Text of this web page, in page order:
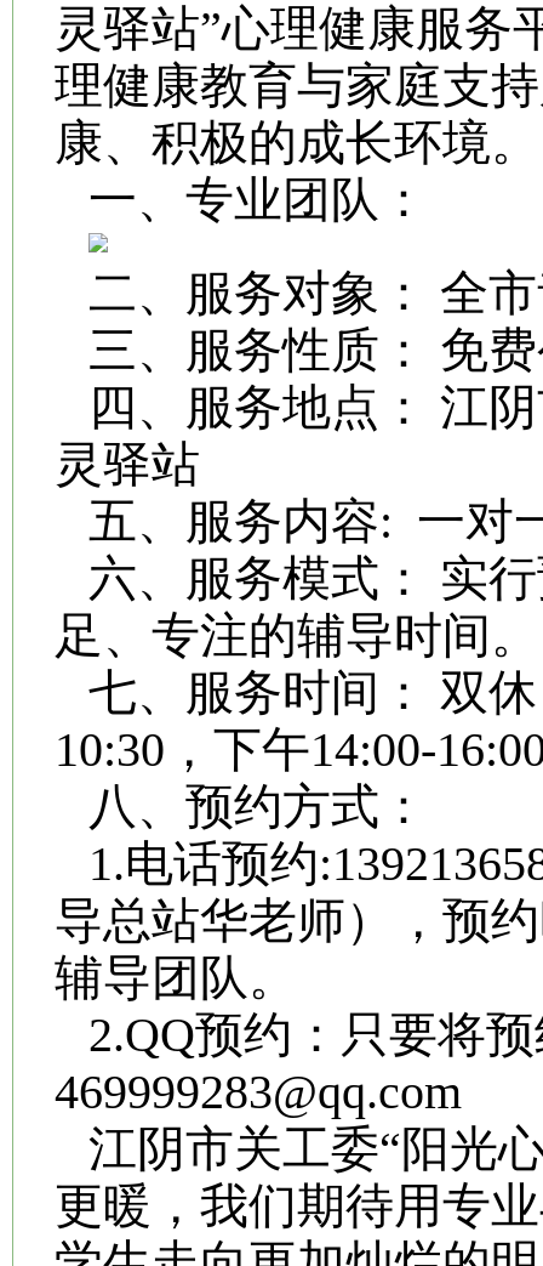
灵驿站”心理健康服务
理健康教育与家庭支
康、积极的成长环境。
一、专业团队：
二、服务对象： 全
三、服务性质： 免
四、服务地点： 江
灵驿站
五、服务内容: 一对
六、服务模式： 实
足、专注的辅导时间。
七、服务时间： 双
10:30，下午14:00-
八、预约方式：
1.电话预约
导总站华老师），预
辅导团队。
2.QQ预约：只要将
469999283@qq.com
江阴市关工委“阳光
更暖，我们期待用专